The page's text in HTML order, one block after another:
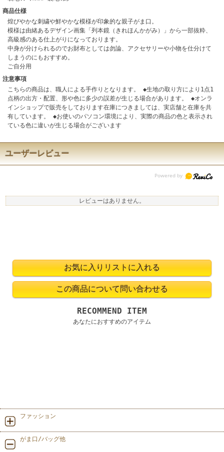
商品仕様
煌びやかな刺繍や鮮やかな模様が印象的な親子がま口。
模様は由緒あるデザイン画集「列本鏡（きれほんかがみ）」から一部抜粋、
高級感のある仕上がりになっております。
中身が分けられるのでお財布としては勿論、アクセサリーや小物を仕分けて
しまうのにもおすすめ。
ご自分用
注意事項
こちらの商品は、職人による手作りとなります。 ◆生地の取り方により1点1
点柄の出方・配置、形や色に多少の誤差が生じる場合があります。 ◆オンラ
インショップで販売をしております在庫につきましては、実店舗と在庫を共
有しています。 ◆お使いのパソコン環境により、実際の商品の色と表示され
ている色に違いが生じる場合がございます
ユーザーレビュー
レビューはありません。
RECOMMEND ITEM
あなたにおすすめのアイテム
ファッション
がま口/バッグ他